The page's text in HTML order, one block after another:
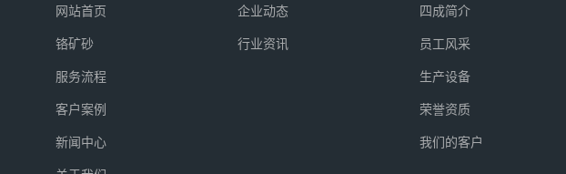
网站首页
铬矿砂
服务流程
客户案例
新闻中心
企业动态
行业资讯
四成简介
员工风采
生产设备
荣誉资质
我们的客户